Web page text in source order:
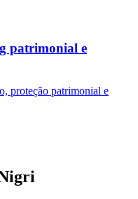
patrimonial e
proteção patrimonial e